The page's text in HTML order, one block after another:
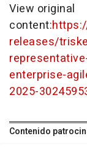
View original
content:
releases/
enterprise-
2025-
Contenido